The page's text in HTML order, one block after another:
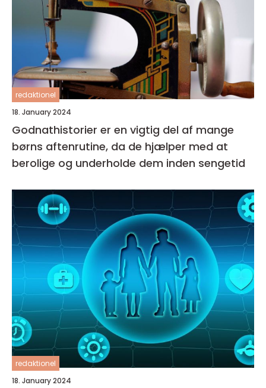
redaktionel
18. January 2024
Godnathistorier er en vigtig del af mange
børns aftenrutine, da de hjælper med at
berolige og underholde dem inden sengetid
redaktionel
18. January 2024